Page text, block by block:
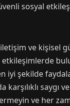
sosyal
ve kişisel
iyi şekilde
saygı
ve her